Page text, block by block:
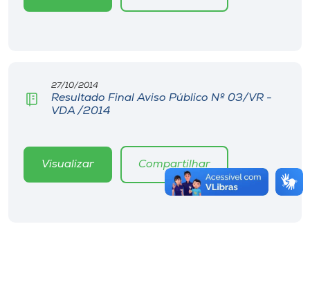
27/10/2014
Resultado Final Aviso Público Nº 03/VR -
VDA /2014
Visualizar Compartilhar